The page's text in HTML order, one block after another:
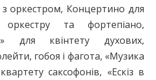
оркестром, Концертино для
оркестру та фортепіано,
для квінтету духових,
гобоя і фагота, «Музика
саксофонів, «Ескіз в